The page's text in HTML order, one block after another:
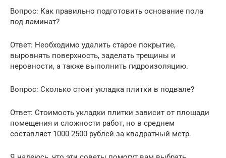
Вопрос: Как правильно подготовить основание пола
под ламинат?
Ответ: Необходимо удалить старое покрытие,
выровнять поверхность, заделать трещины и
неровности, а также выполнить гидроизоляцию.
Вопрос: Сколько стоит укладка плитки в подвале?
Ответ: Стоимость укладки плитки зависит от площади
помещения и сложности работ, но в среднем
составляет 1000-2500 рублей за квадратный метр.